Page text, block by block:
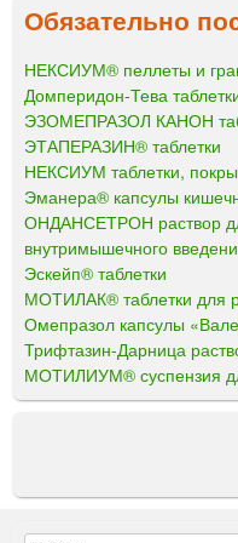
Обязательно
НЕКСИУМ® пеллеты и
Домперидон-Тева
ЭЗОМЕПРАЗОЛ КАНОН
ЭТАПЕРАЗИН® таблетки
НЕКСИУМ таблетки,
Эманера® капсулы
ОНДАНСЕТРОН раствор
внутримышечного
Эскейп® таблетки
МОТИЛАК® таблетки для
Омепразол капсулы
Трифтазин-Дарница
МОТИЛИУМ® суспензия